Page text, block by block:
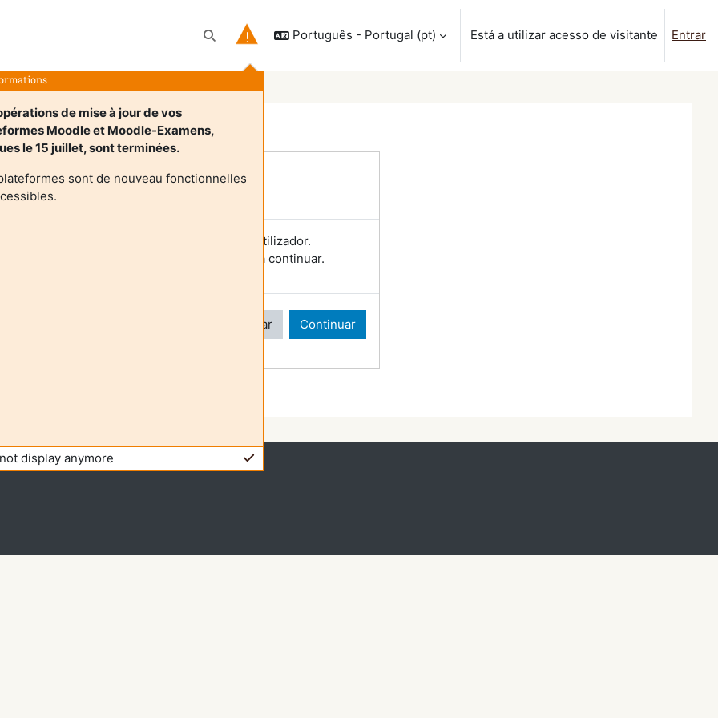
Alternar a entrada da pesquisa
de mise à jour de vos
Moodle et Moodle-Examens,
le 15 juillet, sont terminées.
sont de nouveau fonctionnelles
display anymore
Português - Portugal ‎(pt)‎ Está a utilizar acesso de visitante Entrar
required
Os visitantes não podem aceder aos perfis de utilizador.
Autentique-se com uma conta de utilizador para continuar.
Cancelar Continuar
(Entrar)